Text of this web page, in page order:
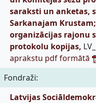
saraksti un anketas,
Sarkanajam
organizācijas rajonu
protokolu kopijas,
aprakstu pdf formātā
Fondraži:
Latvijas